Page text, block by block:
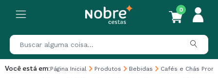
0
Você está em:Página Inicial Produtos Bebidas Cafés e Chás